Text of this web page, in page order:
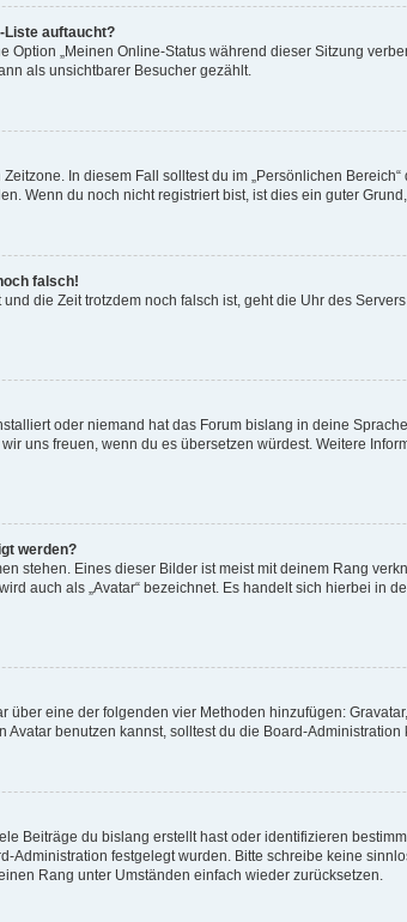
Liste auftaucht?
„Meinen Online-Status während dieser Sitzung
als unsichtbarer Besucher gezählt.
In diesem Fall solltest du im „Persönlichen
Wenn du noch nicht registriert bist, ist dies ein guter
falsch!
die Zeit trotzdem noch falsch ist, geht die Uhr des
oder niemand hat das Forum bislang in deine
uns freuen, wenn du es übersetzen würdest. Weitere
werden?
stehen. Eines dieser Bilder ist meist mit deinem Rang
auch als „Avatar“ bezeichnet. Es handelt sich hierbei in
über eine der folgenden vier Methoden hinzufügen:
benutzen kannst, solltest du die Board-Administration
Beiträge du bislang erstellt hast oder identifizieren
Administration festgelegt wurden. Bitte schreibe keine
Rang unter Umständen einfach wieder zurücksetzen.